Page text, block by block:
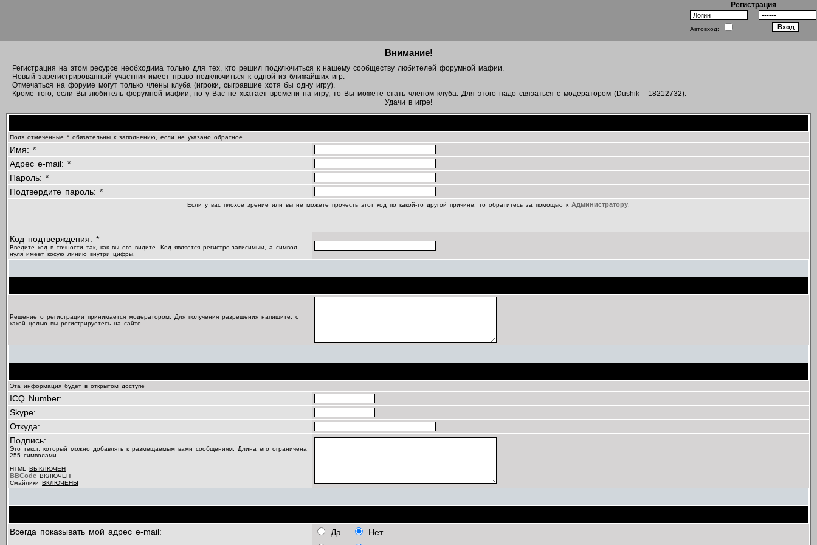
Регистрация
Автовход:
Внимание!
Регистрация на этом ресурсе необходима только для тех, кто решил подключиться к нашему сообществу любителей форумной мафии.
Новый зарегистрированный участник имеет право подключиться к одной из ближайших игр.
Отмечаться на форуме могут только члены клуба (игроки, сыгравшие хотя бы одну игру).
Кроме того, если Вы любитель форумной мафии, но у Вас не хватает времени на игру, то Вы можете стать членом клуба. Для этого надо связаться с модератором (Dushik - 18212732).
Удачи в игре!
Поля отмеченные * обязательны к заполнению, если не указано обратное
Имя: *
Адрес e-mail: *
Пароль: *
Подтвердите пароль: *
Если у вас плохое зрение или вы не можете прочесть этот код по какой-то другой причине, то обратитесь за помощью к Администратору
Код подтверждения: *
Введите код в точности так, как вы его видите. Код является регистро-зависимым, а символ
нуля имеет косую линию внутри цифры.
Решение о регистрации принимается модератором. Для получения разрешения напишите, с
какой целью вы регистрируетесь на сайте
Эта информация будет в открытом доступе
ICQ Number:
Skype:
Откуда:
Подпись:
Это текст, который можно добавлять к размещаемым вами сообщениям. Длина его ограничена
255 символами.
HTML ВЫКЛЮЧЕН
BBCode ВКЛЮЧЕН
Смайлики ВКЛЮЧЕНЫ
Всегда показывать мой адрес e-mail: Да
Нет